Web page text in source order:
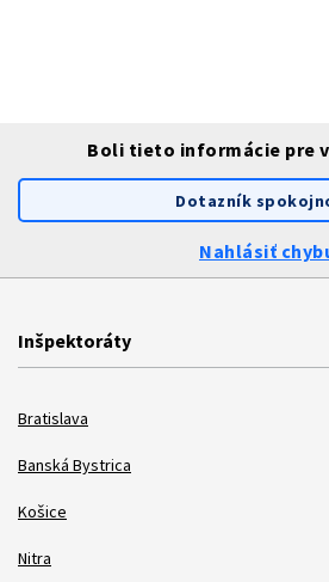
Boli tieto informácie pre
Dotazník
Nahlásiť
Inšpektoráty
Bratislava
Banská Bystrica
Košice
Nitra